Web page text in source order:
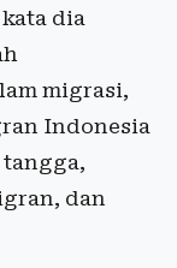
dia
migrasi,
Indonesia
dan